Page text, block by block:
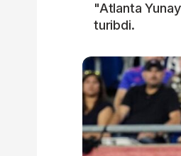
"Atlanta
turibdi.